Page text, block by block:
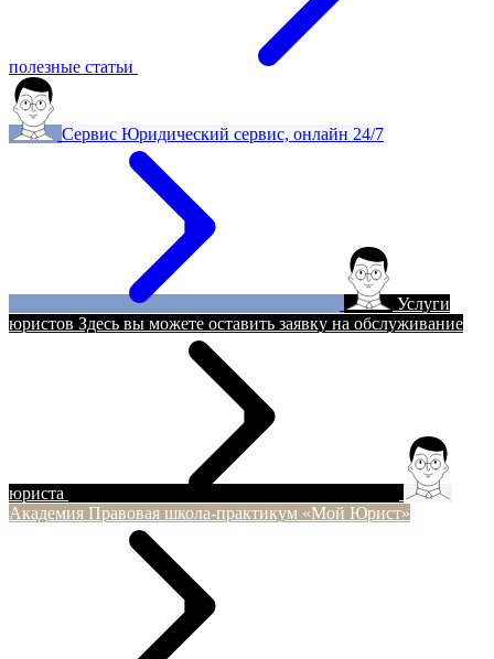
полезные статьи
Сервис Юридический сервис, онлайн 24/7
Услуги
юристов Здесь вы можете оставить заявку на обслуживание
юриста
Академия Правовая школа-практикум «Мой Юрист»